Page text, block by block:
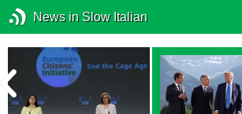
News in Slow Italian